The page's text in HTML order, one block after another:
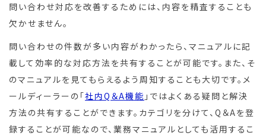
問い合わせ対応を改善するためには、内容を精査することも
欠かせません。
問い合わせの件数が多い内容がわかったら、マニュアルに記
載して効率的な対応方法を共有することが可能です。また、そ
のマニュアルを見てもらえるよう周知することも大切です。メ
ールディーラーの「社内Q＆A機能 」ではよくある疑問と解決
方法の共有することができます。カテゴリを分けて、Q＆Aを登
録することが可能なので、業務マニュアルとしても活用するこ